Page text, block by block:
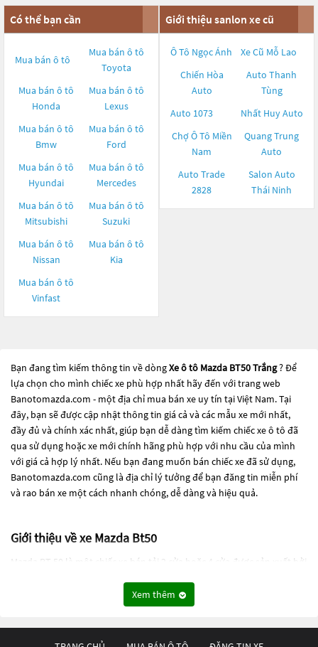
Có thể bạn cần
Mua bán ô tô
Mua bán ô tô
Toyota
Mua bán ô tô
Honda
Mua bán ô tô
Lexus
Mua bán ô tô
Bmw
Mua bán ô tô
Ford
Mua bán ô tô
Hyundai
Mua bán ô tô
Mercedes
Mua bán ô tô
Mitsubishi
Mua bán ô tô
Suzuki
Mua bán ô tô
Nissan
Mua bán ô tô
Kia
Mua bán ô tô
Vinfast
Giới thiệu sanlon xe cũ
Ô Tô Ngọc Ánh
Xe Cũ Mỗ Lao
Chiến Hòa
Auto
Auto Thanh
Tùng
Auto 1073
Nhất Huy Auto
Chợ Ô Tô Miền
Nam
Quang Trung
Auto
Auto Trade
2828
Salon Auto
Thái Ninh
Bạn đang tìm kiếm thông tin về dòngXe ô tô Mazda BT50 Trắng? Để
lựa chọn cho mình chiếc xe phù hợp nhất hãy đến với trang web
Banotomazda.com - một địa chỉ mua bán xe uy tín tại Việt Nam. Tại
đây, bạn sẽ được cập nhật thông tin giá cả và các mẫu xe mới nhất,
đầy đủ và chính xác nhất, giúp bạn dễ dàng tìm kiếm chiếc xe ô tô đã
qua sử dụng hoặc xe mới chính hãng phù hợp với nhu cầu của mình
với giá cả hợp lý nhất. Nếu bạn đang muốn bán chiếc xe đã sử dụng,
Banotomazda.com cũng là địa chỉ lý tưởng để bạn đăng tin miễn phí
và rao bán xe một cách nhanh chóng, dễ dàng và hiệu quả.
Giới thiệu về xe Mazda Bt50
Mazda BT-50 là một chiếc xe bán tải 2 cửa hoặc 4 cửa được sản xuất bởi
cùng với phiên bản sinh ra từ sự hợp tác giữa Mazda và Ford là Ford
Mazda BT-50 sử dụng động cơ diesel 4 xi-lanh 2.2L hoặc 3.2L, cùng với
Xem thêm